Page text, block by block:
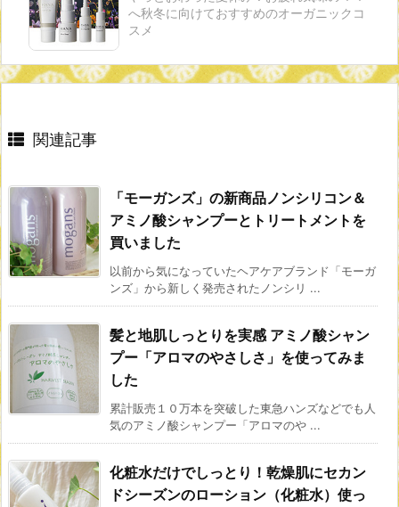
へ秋冬に向けておすすめのオーガニックコ
スメ
関連記事
「モーガンズ」の新商品ノンシリコン＆
アミノ酸シャンプーとトリートメントを
買いました
以前から気になっていたヘアケアブランド「モーガ
ンズ」から新しく発売されたノンシリ ...
髪と地肌しっとりを実感 アミノ酸シャン
プー「アロマのやさしさ」を使ってみま
した
累計販売１０万本を突破した東急ハンズなどでも人
気のアミノ酸シャンプー「アロマのや ...
化粧水だけでしっとり！乾燥肌にセカン
ドシーズンのローション（化粧水）使っ